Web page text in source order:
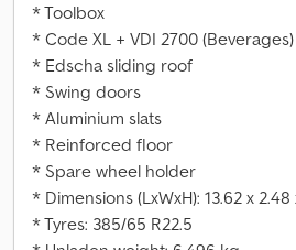
* Toolbox
* Code XL + VDI 2700 (Beverages)
* Edscha sliding roof
* Swing doors
* Aluminium slats
* Reinforced floor
* Spare wheel holder
* Dimensions (LxWxH): 13.62 x 2.48
* Tyres: 385/65 R22.5